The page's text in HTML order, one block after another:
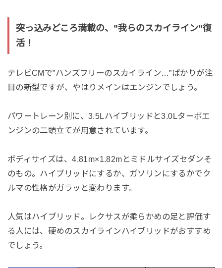
突っ込みどころ満載の、”我らのスカイライン”復
活！
テレビCMで”ハンズフリーのスカイライン…”ばかりが注
目の新型ですが、やはりメインはエンジンでしょう。
パワートレーン別に、3.5Lハイブリッドと3.0Lターボエ
ンジンの二頭立てが用意されています。
ボディサイズは、4.81m×1.82mとミドルサイズセダンそ
のもの。ハイブリッドにするか、ガソリンにするかでク
ルマの性格がガラッと変わります。
人気はハイブリッド。レクサスが柔らかめの足と評価す
る人には、硬めのスカイラインハイブリッドがおすすめ
でしょう。